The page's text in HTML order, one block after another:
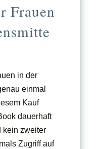
Frauen
in der
einmal
Kauf
dauerhaft
kein zweiter
Zugriff auf